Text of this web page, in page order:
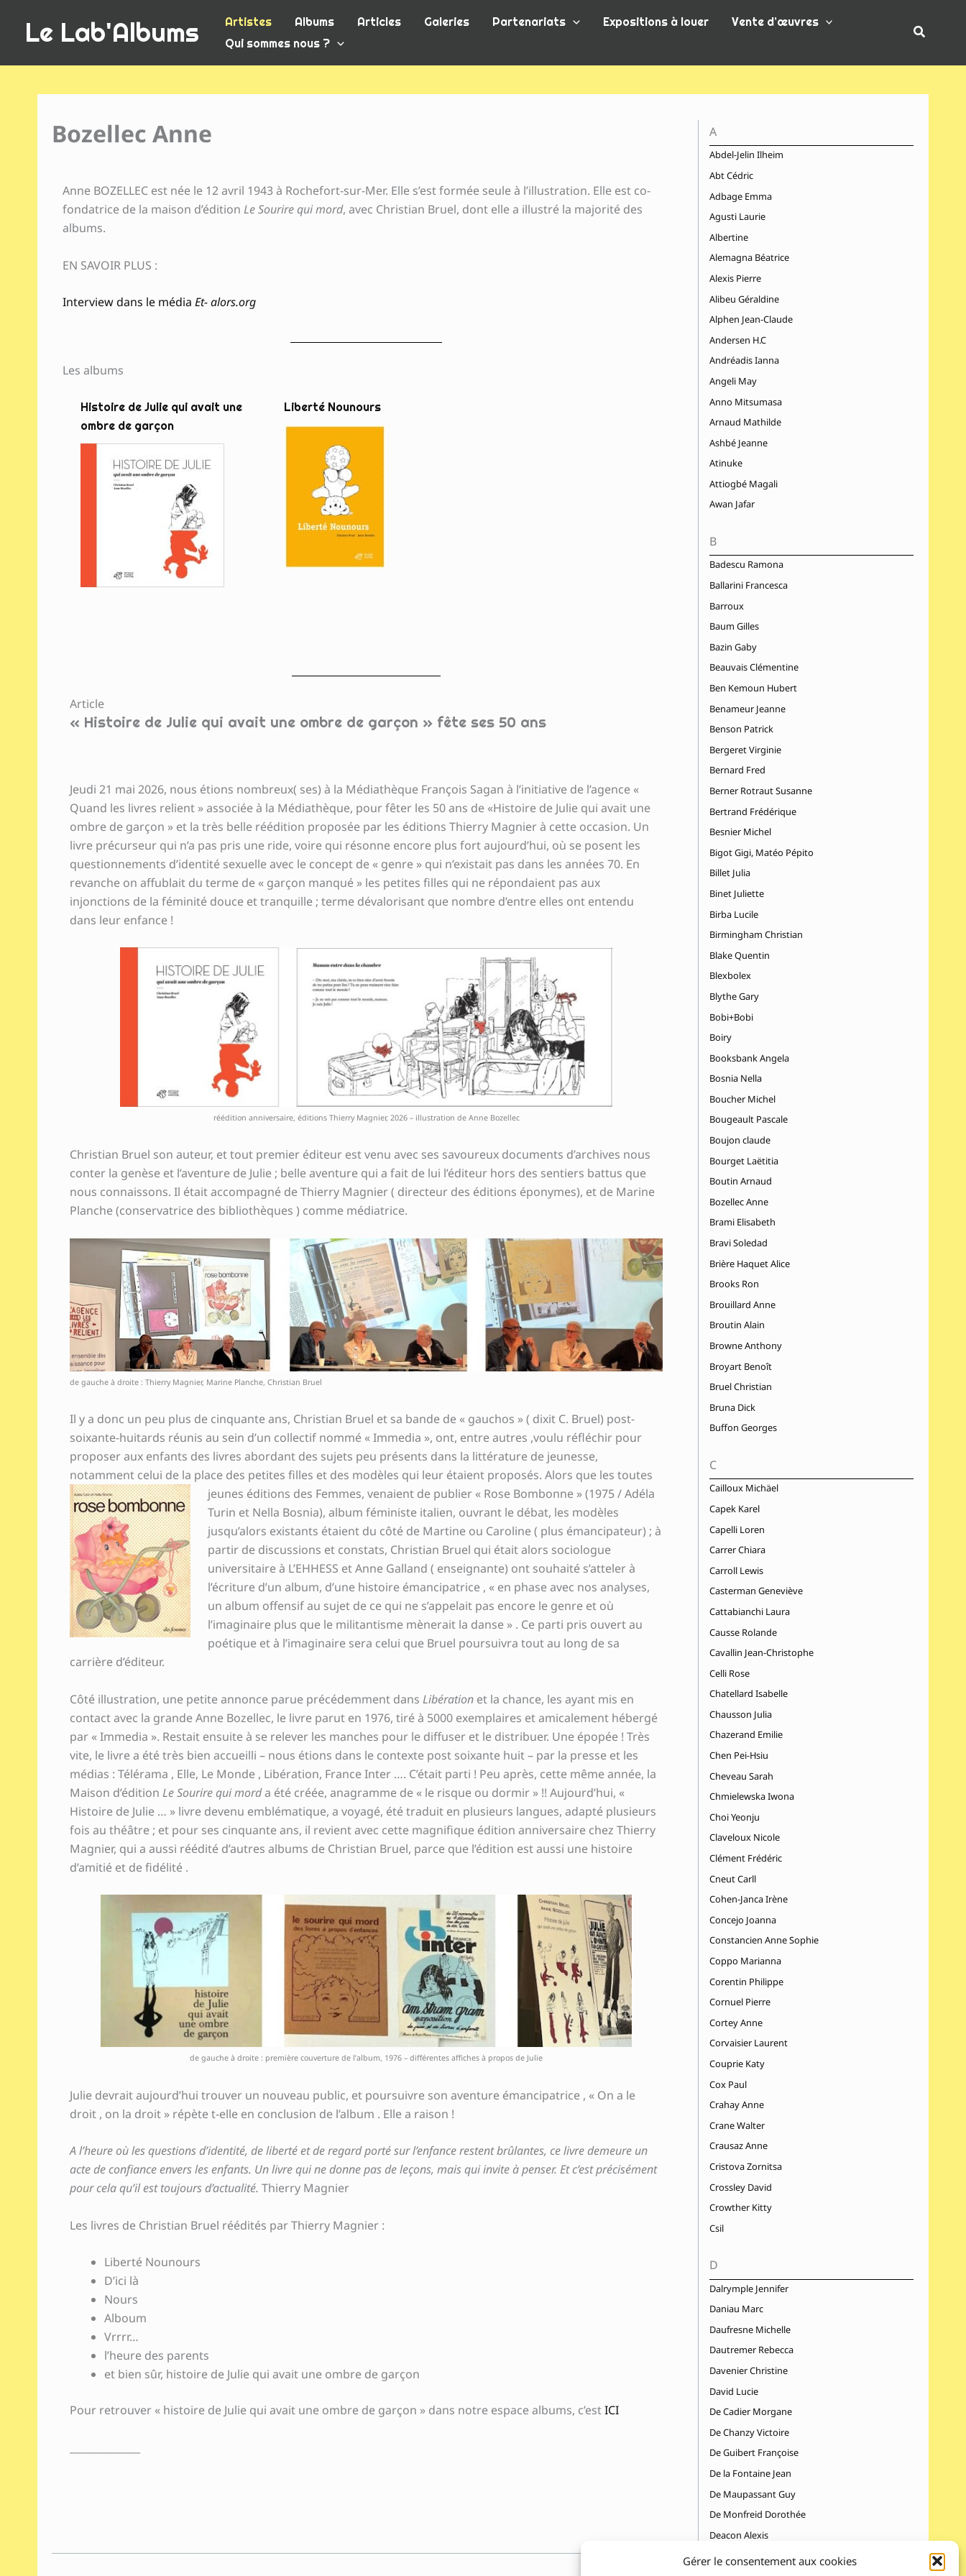
Gérer le consentement aux cookies
contenuLe Lab'Albums Artistes Albums Articles Galeries Partenariats Expositions à louer
Vente d’œuvres
Qui sommes nous ?
Bozellec Anne
Anne BOZELLEC est née le 12 avril 1943 à Rochefort-sur-Mer. Elle s’est formée seule à l’illustration. Elle est co-
fondatrice de la maison d’édition Le Sourire qui mord, avec Christian Bruel, dont elle a illustré la majorité des
albums.
EN SAVOIR PLUS :
Interview dans le média Et- alors.org
Les albums
Histoire de Julie qui avait une
ombre de garçon
Liberté Nounours
Article
« Histoire de Julie qui avait une ombre de garçon » fête ses 50 ans
Jeudi 21 mai 2026, nous étions nombreux( ses) à la Médiathèque François Sagan à l’initiative de l’agence «
Quand les livres relient » associée à la Médiathèque, pour fêter les 50 ans de «Histoire de Julie qui avait une
ombre de garçon » et la très belle réédition proposée par les éditions Thierry Magnier à cette occasion. Un
livre précurseur qui n’a pas pris une ride, voire qui résonne encore plus fort aujourd’hui, où se posent les
questionnements d’identité sexuelle avec le concept de « genre » qui n’existait pas dans les années 70. En
revanche on affublait du terme de « garçon manqué » les petites filles qui ne répondaient pas aux
injonctions de la féminité douce et tranquille ; terme dévalorisant que nombre d’entre elles ont entendu
dans leur enfance !
réédition anniversaire, éditions Thierry Magnier, 2026 – illustration de Anne Bozellec
Christian Bruel son auteur, et tout premier éditeur est venu avec ses savoureux documents d’archives nous
conter la genèse et l’aventure de Julie ; belle aventure qui a fait de lui l’éditeur hors des sentiers battus que
nous connaissons. Il était accompagné de Thierry Magnier ( directeur des éditions éponymes), et de Marine
Planche (conservatrice des bibliothèques ) comme médiatrice.
de gauche à droite : Thierry Magnier, Marine Planche, Christian Bruel
Il y a donc un peu plus de cinquante ans, Christian Bruel et sa bande de « gauchos » ( dixit C. Bruel) post-
soixante-huitards réunis au sein d’un collectif nommé « Immedia », ont, entre autres ,voulu réfléchir pour
proposer aux enfants des livres abordant des sujets peu présents dans la littérature de jeunesse,
notamment celui de la place des petites filles et des modèles qui leur étaient proposés. Alors que les toutes
jeunes éditions des Femmes, venaient de publier « Rose Bombonne » (1975 / Adéla
Turin et Nella Bosnia), album féministe italien, ouvrant le débat, les modèles
jusqu’alors existants étaient du côté de Martine ou Caroline ( plus émancipateur) ; à
partir de discussions et constats, Christian Bruel qui était alors sociologue
universitaire à L’EHHESS et Anne Galland ( enseignante) ont souhaité s’atteler à
l’écriture d’un album, d’une histoire émancipatrice , « en phase avec nos analyses,
un album offensif au sujet de ce qui ne s’appelait pas encore le genre et où
l’imaginaire plus que le militantisme mènerait la danse » . Ce parti pris ouvert au
poétique et à l’imaginaire sera celui que Bruel poursuivra tout au long de sa
carrière d’éditeur.
Côté illustration, une petite annonce parue précédemment dans Libération et la chance, les ayant mis en
contact avec la grande Anne Bozellec, le livre parut en 1976, tiré à 5000 exemplaires et amicalement hébergé
par « Immedia ». Restait ensuite à se relever les manches pour le diffuser et le distribuer. Une épopée ! Très
vite, le livre a été très bien accueilli – nous étions dans le contexte post soixante huit – par la presse et les
médias : Télérama , Elle, Le Monde , Libération, France Inter …. C’était parti ! Peu après, cette même année, la
Maison d’édition Le Sourire qui morda été créée, anagramme de « le risque ou dormir » !! Aujourd’hui, «
Histoire de Julie … » livre devenu emblématique, a voyagé, été traduit en plusieurs langues, adapté plusieurs
fois au théâtre ; et pour ses cinquante ans, il revient avec cette magnifique édition anniversaire chez Thierry
Magnier, qui a aussi réédité d’autres albums de Christian Bruel, parce que l’édition est aussi une histoire
d’amitié et de fidélité .
de gauche à droite : première couverture de l’album, 1976 – différentes affiches à propos de Julie
Julie devrait aujourd’hui trouver un nouveau public, et poursuivre son aventure émancipatrice , « On a le
droit , on la droit » répète t-elle en conclusion de l’album . Elle a raison !
A l’heure où les questions d’identité, de liberté et de regard porté sur l’enfance restent brûlantes, ce livre demeure un
acte de confiance envers les enfants. Un livre qui ne donne pas de leçons, mais qui invite à penser. Et c’est précisément
pour cela qu’il est toujours d’actualité. Thierry Magnier
Les livres de Christian Bruel réédités par Thierry Magnier :
Liberté Nounours
D’ici là
Nours
Alboum
Vrrrr…
l’heure des parents
et bien sûr, histoire de Julie qui avait une ombre de garçon
Pour retrouver « histoire de Julie qui avait une ombre de garçon » dans notre espace albums, c’estICI
A
Abdel-Jelin Ilheim
Abt Cédric
Adbage Emma
Agusti Laurie
Albertine
Alemagna Béatrice
Alexis Pierre
Alibeu Géraldine
Alphen Jean-Claude
Andersen H.C
Andréadis Ianna
Angeli May
Anno Mitsumasa
Arnaud Mathilde
Ashbé Jeanne
Atinuke
Attiogbé Magali
Awan Jafar
B
Badescu Ramona
Ballarini Francesca
Barroux
Baum Gilles
Bazin Gaby
Beauvais Clémentine
Ben Kemoun Hubert
Benameur Jeanne
Benson Patrick
Bergeret Virginie
Bernard Fred
Berner Rotraut Susanne
Bertrand Frédérique
Besnier Michel
Bigot Gigi, Matéo Pépito
Billet Julia
Binet Juliette
Birba Lucile
Birmingham Christian
Blake Quentin
Blexbolex
Blythe Gary
Bobi+Bobi
Boiry
Booksbank Angela
Bosnia Nella
Boucher Michel
Bougeault Pascale
Boujon claude
Bourget Laëtitia
Boutin Arnaud
Bozellec Anne
Brami Elisabeth
Bravi Soledad
Brière Haquet Alice
Brooks Ron
Brouillard Anne
Broutin Alain
Browne Anthony
Broyart Benoît
Bruel Christian
Bruna Dick
Buffon Georges
C
Cailloux Michäel
Capek Karel
Capelli Loren
Carrer Chiara
Carroll Lewis
Casterman Geneviève
Cattabianchi Laura
Causse Rolande
Cavallin Jean-Christophe
Celli Rose
Chatellard Isabelle
Chausson Julia
Chazerand Emilie
Chen Pei-Hsiu
Cheveau Sarah
Chmielewska Iwona
Choi Yeonju
Claveloux Nicole
Clément Frédéric
Cneut Carll
Cohen-Janca Irène
Concejo Joanna
Constancien Anne Sophie
Coppo Marianna
Corentin Philippe
Cornuel Pierre
Cortey Anne
Corvaisier Laurent
Couprie Katy
Cox Paul
Crahay Anne
Crane Walter
Crausaz Anne
Cristova Zornitsa
Crossley David
Crowther Kitty
Csil
D
Dalrymple Jennifer
Daniau Marc
Daufresne Michelle
Dautremer Rebecca
Davenier Christine
David Lucie
De Cadier Morgane
De Chanzy Victoire
De Guibert Françoise
De la Fontaine Jean
De Maupassant Guy
De Monfreid Dorothée
Deacon Alexis
Dedieu Thierry